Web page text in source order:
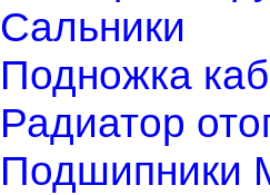
Сальники
Подножка
Радиатор
Подшипники